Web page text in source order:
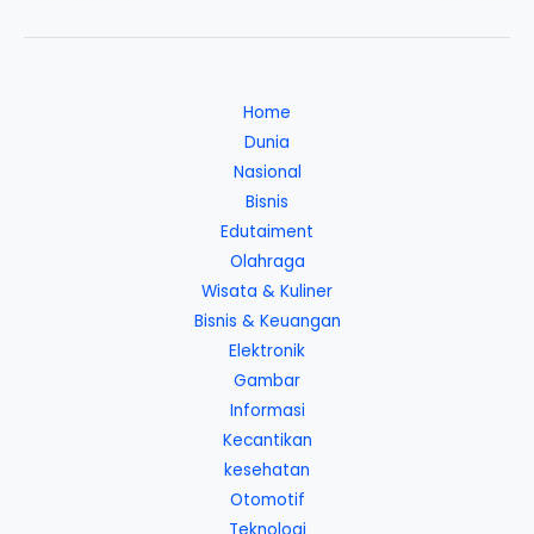
Home
Dunia
Nasional
Bisnis
Edutaiment
Olahraga
Wisata & Kuliner
Bisnis & Keuangan
Elektronik
Gambar
Informasi
Kecantikan
kesehatan
Otomotif